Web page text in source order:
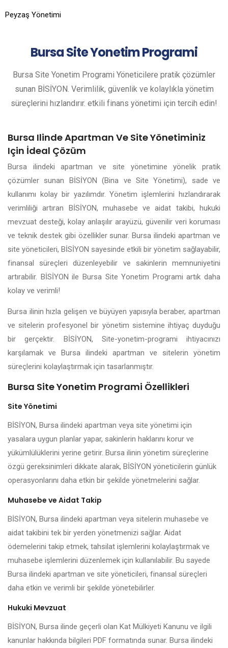
Peyzaş Yönetimi
BursaSite Yonetim Programi
Bursa Site Yonetim Programi Yöneticilere pratik çözümler
sunan BİSİYON. Verimlilik, güvenlik ve kolaylıkla yönetim
süreçlerini hızlandırır. etkili finans yönetimi için tercih edin!
Bursa Ilinde Apartman Ve Site Yönetiminiz
Için İdeal Çözüm
Bursa ilindeki apartman ve site yönetimine yönelik pratik
çözümler sunan BİSİYON (Bina ve Site Yönetimi), sade ve
kullanımı kolay bir yazılımdır. Yönetim işlemlerini hızlandırarak
verimliliği artıran BİSİYON, muhasebe ve aidat takibi, hukuki
mevzuat desteği, kolay anlaşılır arayüzü, güvenilir veri koruması
ve teknik destek gibi özellikler sunar. Bursa ilindeki apartman ve
site yöneticileri, BİSİYON sayesinde etkili bir yönetim sağlayabilir,
finansal süreçleri düzenleyebilir ve sakinlerin memnuniyetini
artırabilir. BİSİYON ile Bursa Site Yonetim Programi artık daha
kolay ve verimli!
Bursa ilinin hızla gelişen ve büyüyen yapısıyla beraber, apartman
ve sitelerin profesyonel bir yönetim sistemine ihtiyaç duyduğu
bir gerçektir. BİSİYON, Site-yonetim-programi ihtiyacınızı
karşılamak ve Bursa ilindeki apartman ve sitelerin yönetim
süreçlerini kolaylaştırmak için tasarlanmıştır.
Bursa Site Yonetim Programi Özellikleri
Site Yönetimi
BİSİYON, Bursa ilindeki apartman veya site yönetimi için
yasalara uygun planlar yapar, sakinlerin haklarını korur ve
yükümlülüklerini yerine getirir. Bursa ilinin yönetim süreçlerine
özgü gereksinimleri dikkate alarak, BİSİYON yöneticilerin günlük
operasyonlarını daha etkin bir şekilde yönetmelerini sağlar.
Muhasebe ve Aidat Takip
BİSİYON, Bursa ilindeki apartman veya sitelerin muhasebe ve
aidat takibini tek bir yerden yönetmenizi sağlar. Aidat
ödemelerini takip etmek, tahsilat işlemlerini kolaylaştırmak ve
muhasebe işlemlerini düzenlemek için kullanılabilir. Bu sayede
Bursa ilindeki apartman ve site yöneticileri, finansal süreçleri
daha etkin ve verimli bir şekilde yönetebilirler.
Hukuki Mevzuat
BİSİYON, Bursa ilinde geçerli olan Kat Mülkiyeti Kanunu ve ilgili
kanunlar hakkında bilgileri PDF formatında sunar. Bursa ilindeki